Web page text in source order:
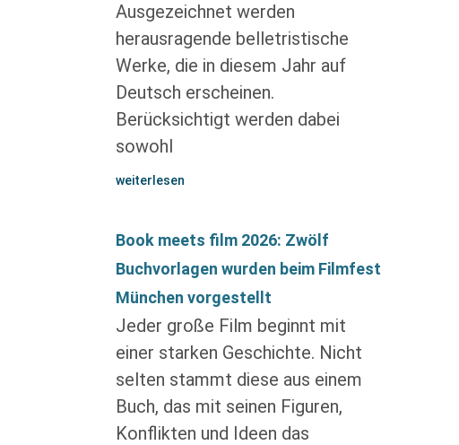
Ausgezeichnet werden
herausragende belletristische
Werke, die in diesem Jahr auf
Deutsch erscheinen.
Berücksichtigt werden dabei
sowohl
weiterlesen
Book meets film 2026: Zwölf
Buchvorlagen wurden beim Filmfest
München vorgestellt
Jeder große Film beginnt mit
einer starken Geschichte. Nicht
selten stammt diese aus einem
Buch, das mit seinen Figuren,
Konflikten und Ideen das